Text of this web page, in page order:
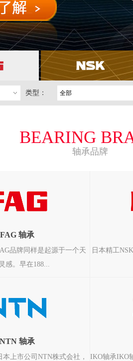
类型： 全部
BEARING
轴承品牌
FAG 轴承
品牌同样是起源于一个天
感。早在188...
日本精工
NTN 轴承
本上市公司NTN株式会社，
IKO轴承IKO